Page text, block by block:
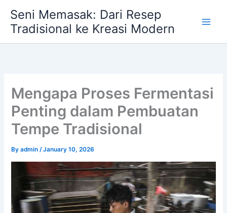
content
Seni Memasak: Dari Resep
Tradisional ke Kreasi Modern
Mengapa Proses Fermentasi
Penting dalam Pembuatan
Tempe Tradisional
Byadmin/January 10, 2026